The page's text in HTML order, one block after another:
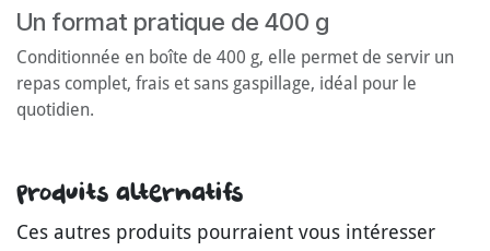
Un format pratique de 400 g
Conditionnée en boîte de 400 g, elle permet de servir un
repas complet, frais et sans gaspillage, idéal pour le
quotidien.
Produits alternatifs
Ces autres produits pourraient vous intéresser